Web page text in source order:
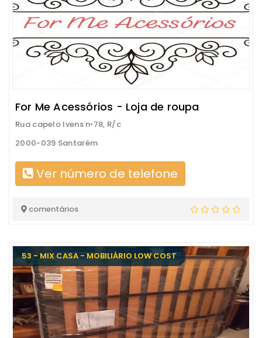
For Me Acessórios - Loja de roupa
Rua capelo Ivens n•78, R/c
2000-039 Santarém
Ver número de telefone
comentários
53 - MIX CASA - MOBILIÁRIO LOW COST